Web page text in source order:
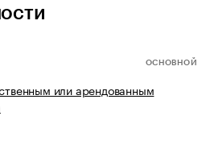
ОСНОВНОЙ
или арендованным